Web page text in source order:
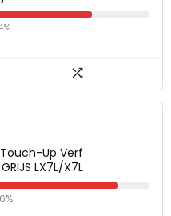
Up Verf
LX7L/X7L